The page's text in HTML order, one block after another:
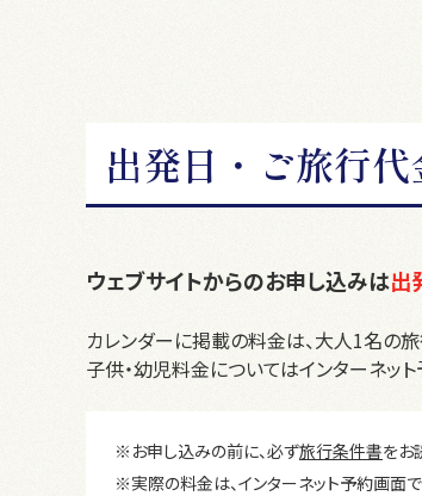
出発日・ご旅行代
ウェブサイトからのお申し込みは出
カレンダーに掲載の料金は、大人1名の旅
子供・幼児料金についてはインターネッ
※お申し込みの前に、必ず旅行条件書をお
※実際の料金は、インターネット予約画面